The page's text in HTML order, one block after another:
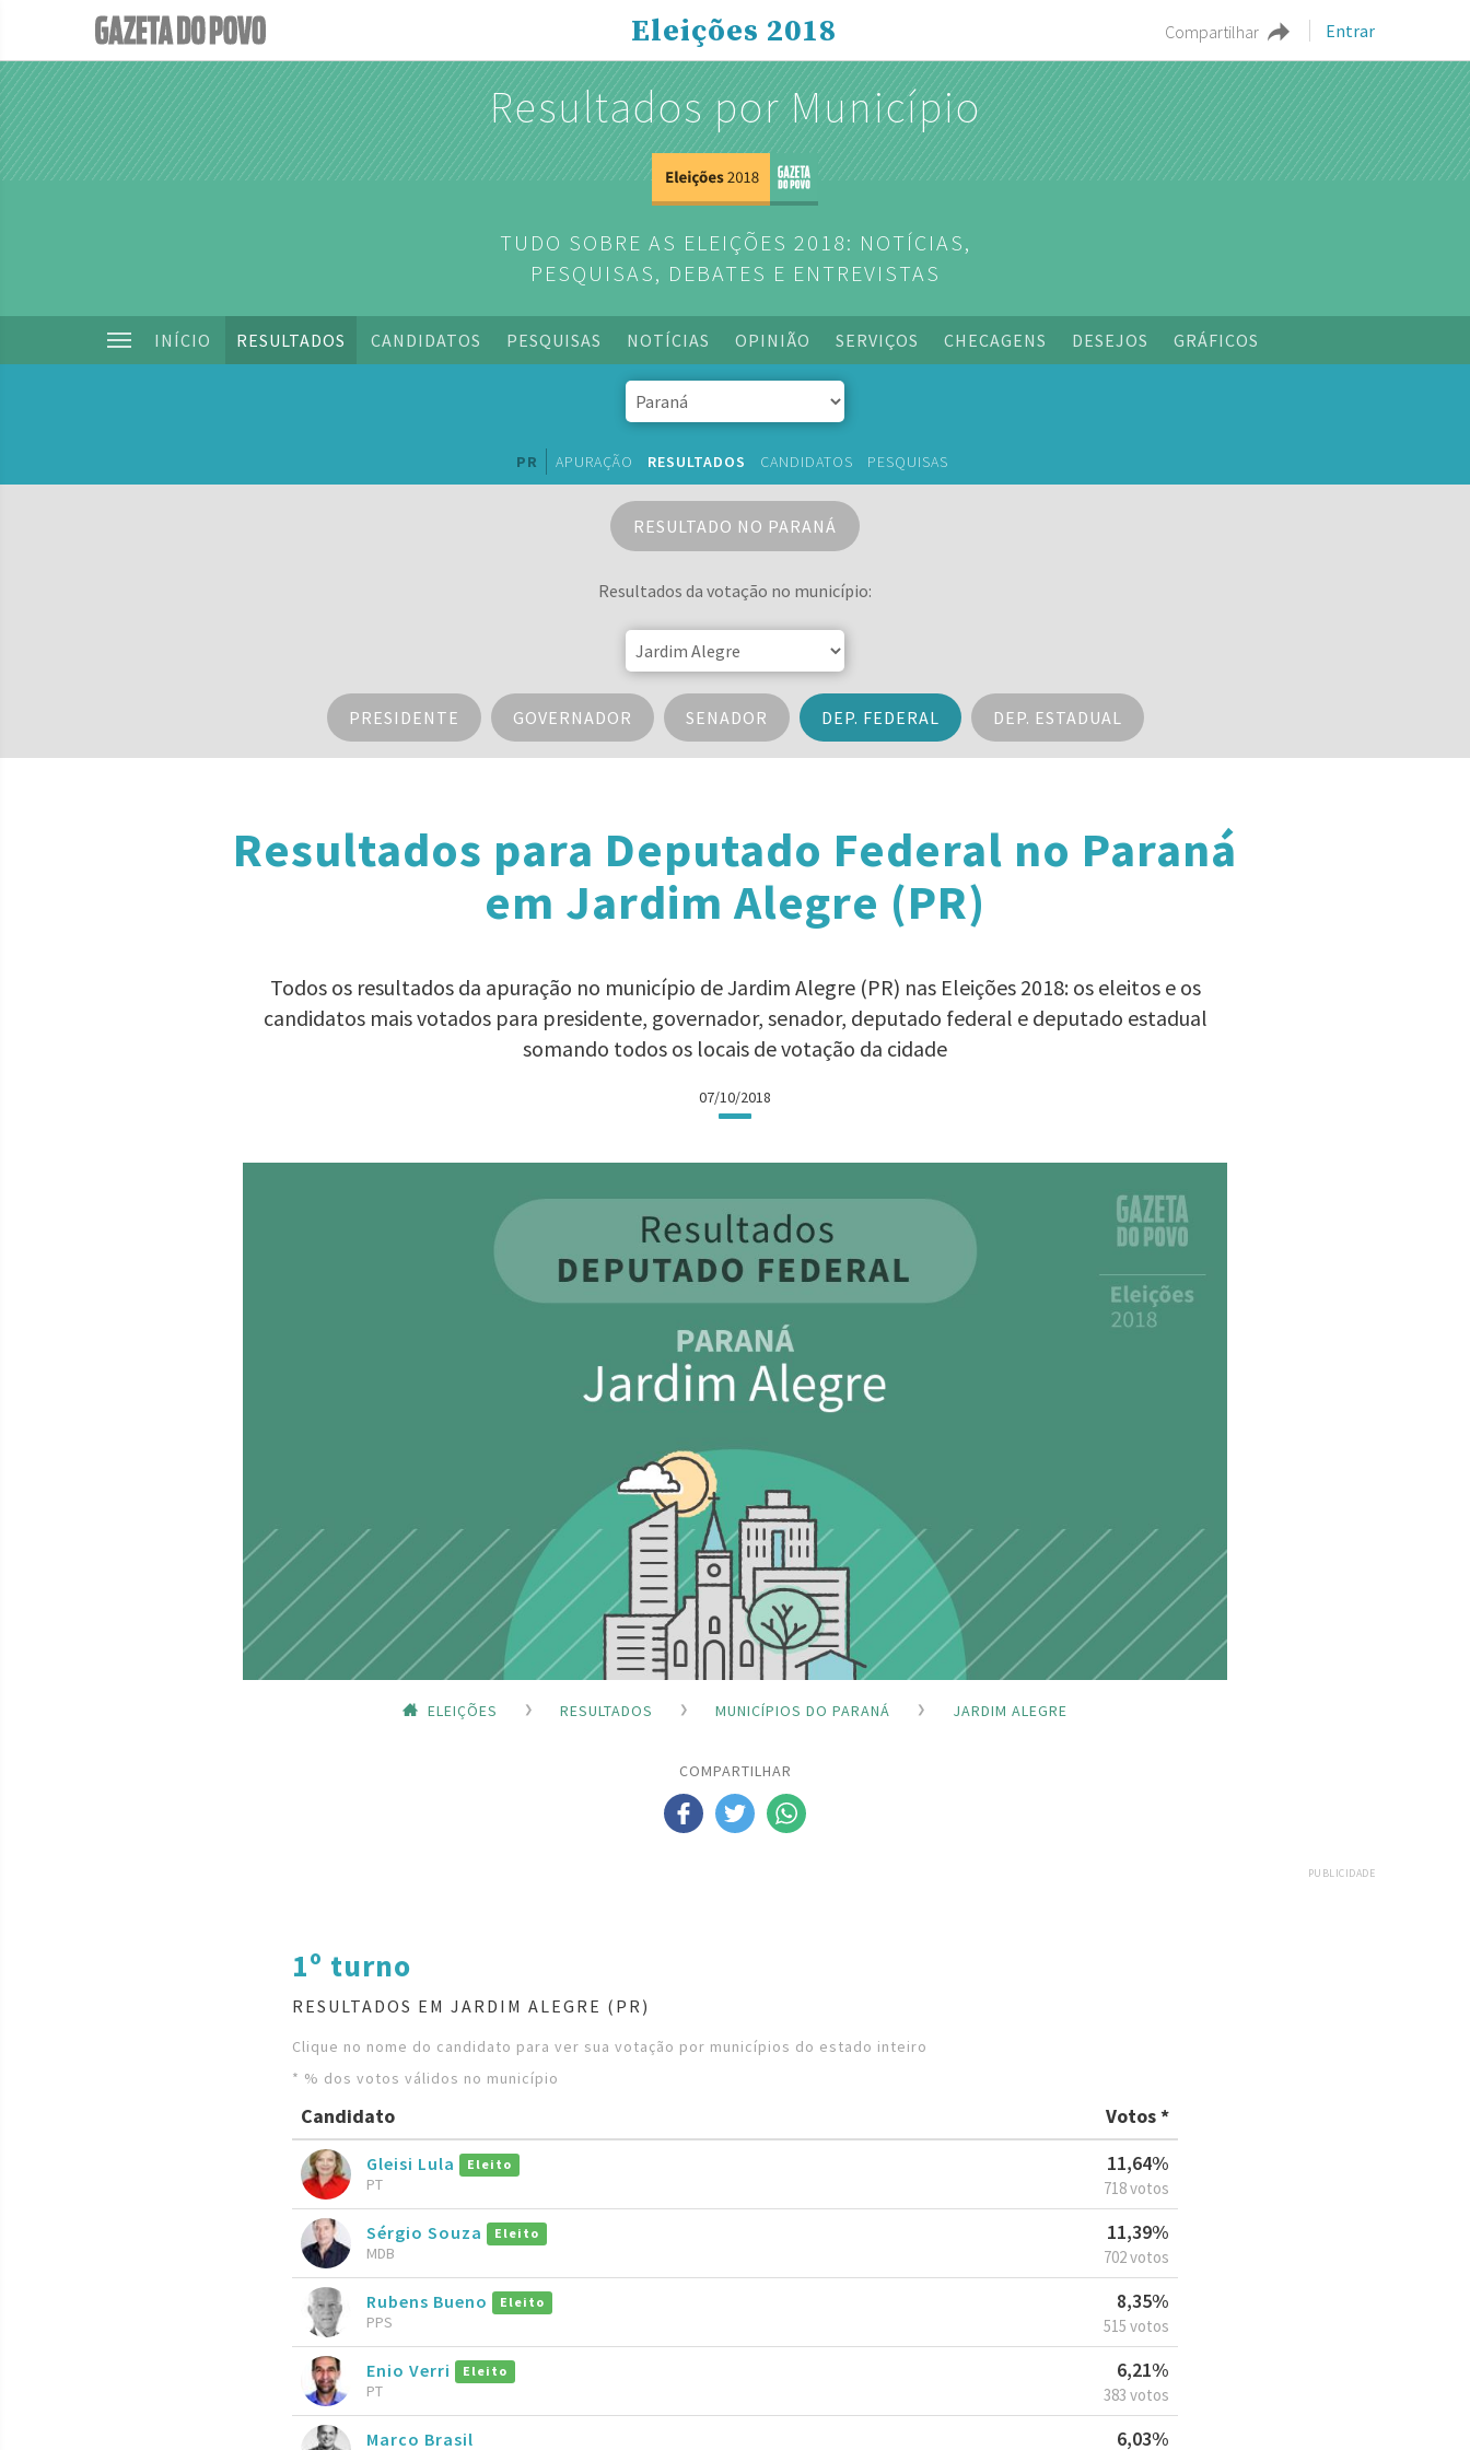
Compartilhar Entrar
Eleições 2018
Resultados por Município
TUDO SOBRE AS ELEIÇÕES 2018: NOTÍCIAS,
PESQUISAS, DEBATES E ENTREVISTAS
INÍCIO RESULTADOS CANDIDATOS PESQUISAS NOTÍCIAS OPINIÃO SERVIÇOS CHECAGENS DESEJOS GRÁFICOS
PR APURAÇÃO RESULTADOS CANDIDATOS PESQUISAS
RESULTADO NO PARANÁ
Resultados da votação no município:
PRESIDENTE GOVERNADOR SENADOR DEP. FEDERAL DEP. ESTADUAL
Resultados para Deputado Federal no Paraná
em Jardim Alegre (PR)
Todos os resultados da apuração no município de Jardim Alegre (PR) nas Eleições 2018: os eleitos e os
candidatos mais votados para presidente, governador, senador, deputado federal e deputado estadual
somando todos os locais de votação da cidade
07/10/2018
ELEIÇÕES RESULTADOS MUNICÍPIOS DO PARANÁ JARDIM ALEGRE
COMPARTILHAR
PUBLICIDADE
1º turno
RESULTADOS EM JARDIM ALEGRE (PR)
Clique no nome do candidato para ver sua votação por municípios do estado inteiro
* % dos votos válidos no município
Candidato Votos *
Gleisi Lula Eleito
PT
11,64%
718 votos
Sérgio Souza Eleito
MDB
11,39%
702 votos
Rubens Bueno Eleito
PPS
8,35%
515 votos
Enio Verri Eleito
PT
6,21%
383 votos
Marco Brasil 6,03%